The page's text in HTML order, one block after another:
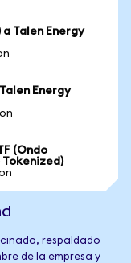
Talen Energy
Energy
(Ondo
Tokenized)
respaldado
de la empresa y